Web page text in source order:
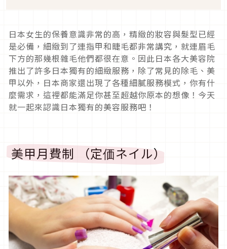
日本女生的保養意識非常的高，精緻的妝容與髮型已經
是必備，細緻到了連指甲和睫毛都非常講究，就連眉毛
下方的那幾根雜毛他們都很在意。因此日本各大美容院
推出了許多日本獨有的細緻服務，除了常見的除毛、美
甲以外，日本商家還出現了各種細膩服務模式，你有什
麼需求，這裡都能滿足你甚至超越你原本的想像！今天
就一起來認識日本獨有的美容服務吧！
美甲月費制 （定価ネイル）